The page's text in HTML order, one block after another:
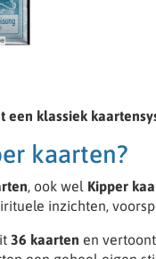
een klassiek
kaarten?
, ook wel Kipper
inzichten,
36 kaarten en